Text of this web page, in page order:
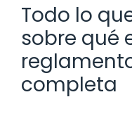
Todo lo
sobre qué
completa